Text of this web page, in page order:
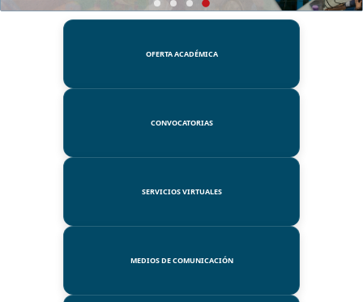
OFERTA ACADÉMICA
CONVOCATORIAS
SERVICIOS VIRTUALES
MEDIOS DE COMUNICACIÓN